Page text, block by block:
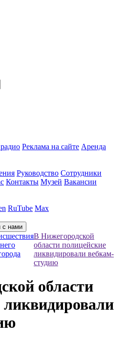
Реклама на сайте Аренда
Руководство Сотрудники
Контакты Музей Вакансии
RuTube Max
с нами
В Нижегородской
области полицейские
ликвидировали вебкам-
студию
области
ликвидировали